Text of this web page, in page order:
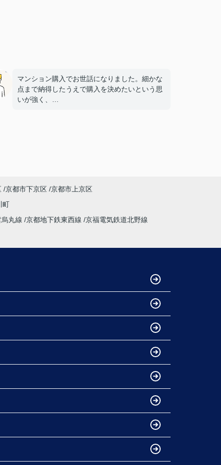
マンション購入でお世話になりました。細かな
点まで納得したうえで購入を決めたいという思
いが強く、
ではない大きな買い物だからこそ、
特に担当してくださった中野様、柴田様には大
京都市下京区 京都市上京区
町
丸線 京都地下鉄東西線 京福電気鉄道北野線